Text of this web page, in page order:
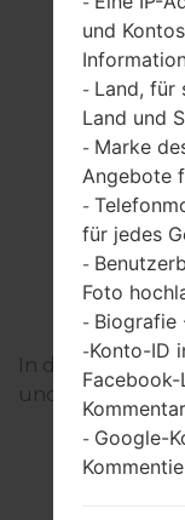
In dieser Zeile
und vergleichen
und
- Land, für
Land und
- Marke
Angebote
-
für jedes
-
Foto
- Biografie
-Konto-ID
- Google-